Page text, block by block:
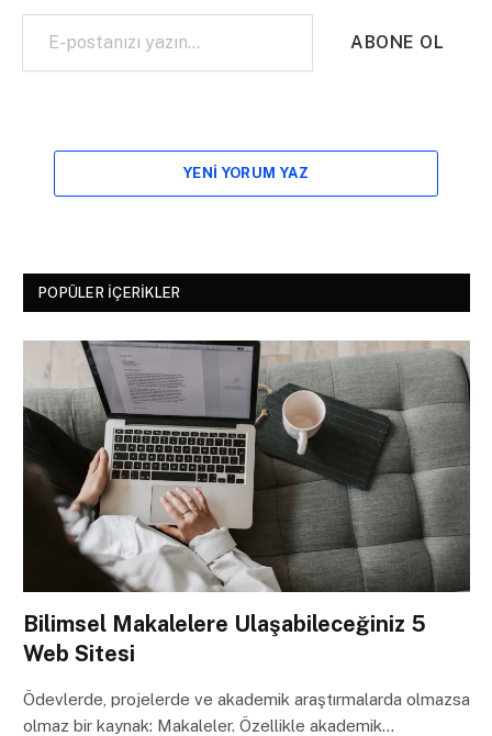
E-postanızı yazın…
ABONE OL
YENI YORUM YAZ
POPÜLER İÇERIKLER
Bilimsel Makalelere Ulaşabileceğiniz 5
Web Sitesi
Ödevlerde, projelerde ve akademik araştırmalarda olmazsa
olmaz bir kaynak: Makaleler. Özellikle akademik…